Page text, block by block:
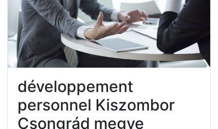
développement
personnel Kiszombor
Csongrád megye